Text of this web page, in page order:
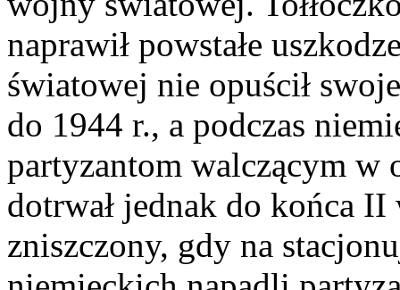
naprawił powstałe
światowej nie opuścił
do 1944 r., a podczas
partyzantom walczącym w
dotrwał jednak do końca
zniszczony, gdy na